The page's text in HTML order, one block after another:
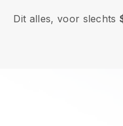
Dit alles, voor slechts